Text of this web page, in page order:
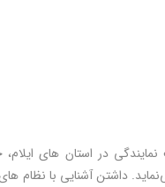
در استان های ایلام،
داشتن آشنایی با نظام